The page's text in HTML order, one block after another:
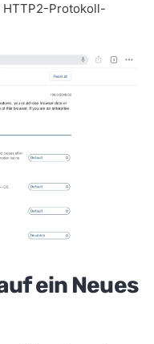
HTTP2-Protokoll-
ein Neues